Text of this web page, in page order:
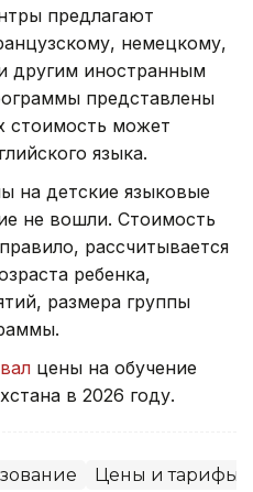
предлагают
немецкому,
другим иностранным
представлены
стоимость может
языка.
на детские языковые
не вошли. Стоимость
рассчитывается
ребенка,
размера группы
цены на обучение
в 2026 году.
Цены и тарифы